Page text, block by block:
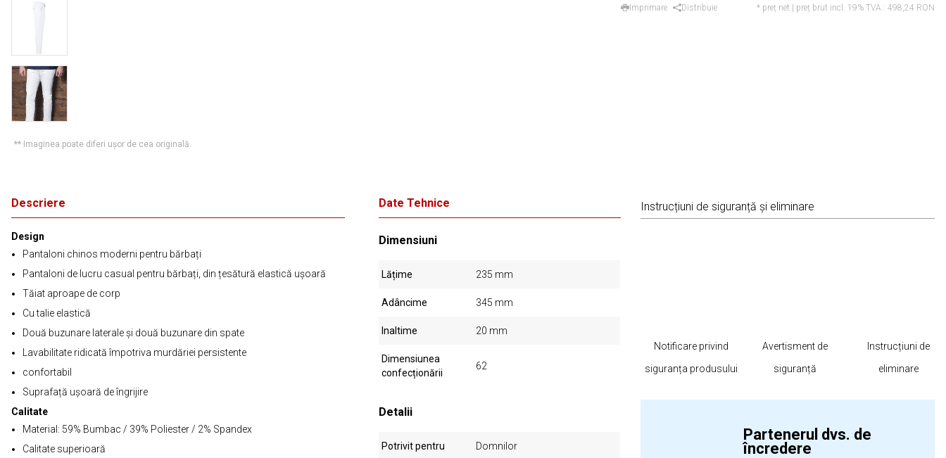
** Imaginea poate diferi ușor de cea originală.
Imprimare Distribuie * preț net | preț brut incl. 19% TVA.: 498,24 RON
Descriere
Design
Pantaloni chinos moderni pentru bărbați
Pantaloni de lucru casual pentru bărbați, din țesătură elastică ușoară
Tăiat aproape de corp
Cu talie elastică
Două buzunare laterale și două buzunare din spate
Lavabilitate ridicată împotriva murdăriei persistente
confortabil
Suprafață ușoară de îngrijire
Calitate
Material: 59% Bumbac / 39% Poliester / 2% Spandex
Calitate superioară
Date Tehnice
Dimensiuni
Lățime 235 mm
Adâncime 345 mm
Inaltime 20 mm
Dimensiunea
confecționării
62
Detalii
Potrivit pentru Domnilor
Instrucțiuni de siguranță și eliminare
Notificare privind
siguranța produsului
Avertisment de
siguranță
Instrucțiuni de
eliminare
Partenerul dvs. de
încredere